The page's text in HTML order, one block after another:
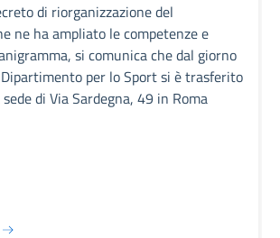
di riorganizzazione del
ne ha ampliato le competenze e
si comunica che dal giorno
per lo Sport si è trasferito
di Via Sardegna, 49 in Roma